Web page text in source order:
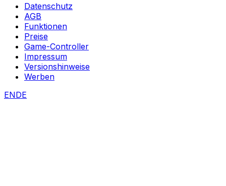
Datenschutz
AGB
Funktionen
Preise
Game-Controller
Impressum
Versionshinweise
Werben
ENDE